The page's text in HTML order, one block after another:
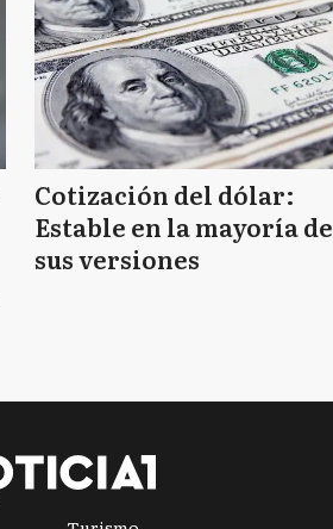
Cotización del dólar:
Estable en la mayoría de
sus versiones